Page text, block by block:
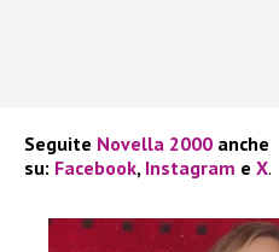
Seguite Novella 2000 anche
su: Facebook, Instagram e X.